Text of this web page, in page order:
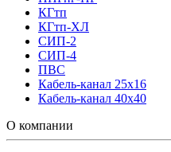
КГтп
КГтп-ХЛ
СИП-2
СИП-4
ПВС
Кабель-канал 25х16
Кабель-канал 40х40
О компании